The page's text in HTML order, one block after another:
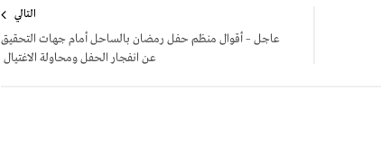
التالي
عاجل – أقوال منظم حفل رمضان بالساحل أمام جهات التحقيق
عن انفجار الحفل ومحاولة الاغتيال